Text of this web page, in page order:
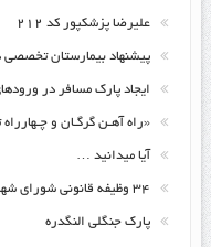
علیرضا پزشکپور کد ۲۱۲
پیشنهاد بیمارستان تخصصی
ایجاد پارک مسافر در
«راه آهـن گرگـان و چـهارراه
آیا میدانید …
۳۴ وظیفه قانونی شورای شهر
پارک جنگلی النگدره